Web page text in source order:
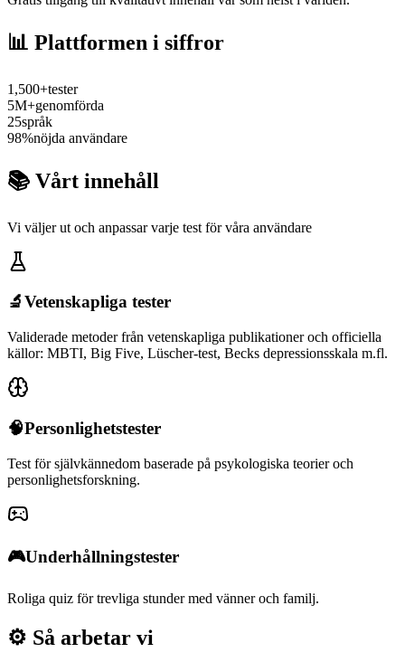
📊 Plattformen i siffror
1,500+tester
5M+genomförda
25språk
98%nöjda användare
📚 Vårt innehåll
Vi väljer ut och anpassar varje test för våra användare
🔬Vetenskapliga tester
Validerade metoder från vetenskapliga publikationer och officiella
källor: MBTI, Big Five, Lüscher-test, Becks depressionsskala m.fl.
🧠Personlighetstester
Test för självkännedom baserade på psykologiska teorier och
personlighetsforskning.
🎮Underhållningstester
Roliga quiz för trevliga stunder med vänner och familj.
⚙️ Så arbetar vi